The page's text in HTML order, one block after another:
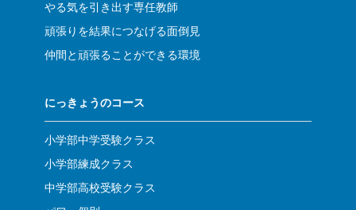
やる気を引き出す専任教師
頑張りを結果につなげる面倒見
仲間と頑張ることができる環境
にっきょうのコース
小学部中学受験クラス
小学部練成クラス
中学部高校受験クラス